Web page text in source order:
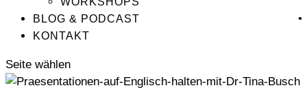
BLOG & PODCAST
KONTAKT
Seite wählen